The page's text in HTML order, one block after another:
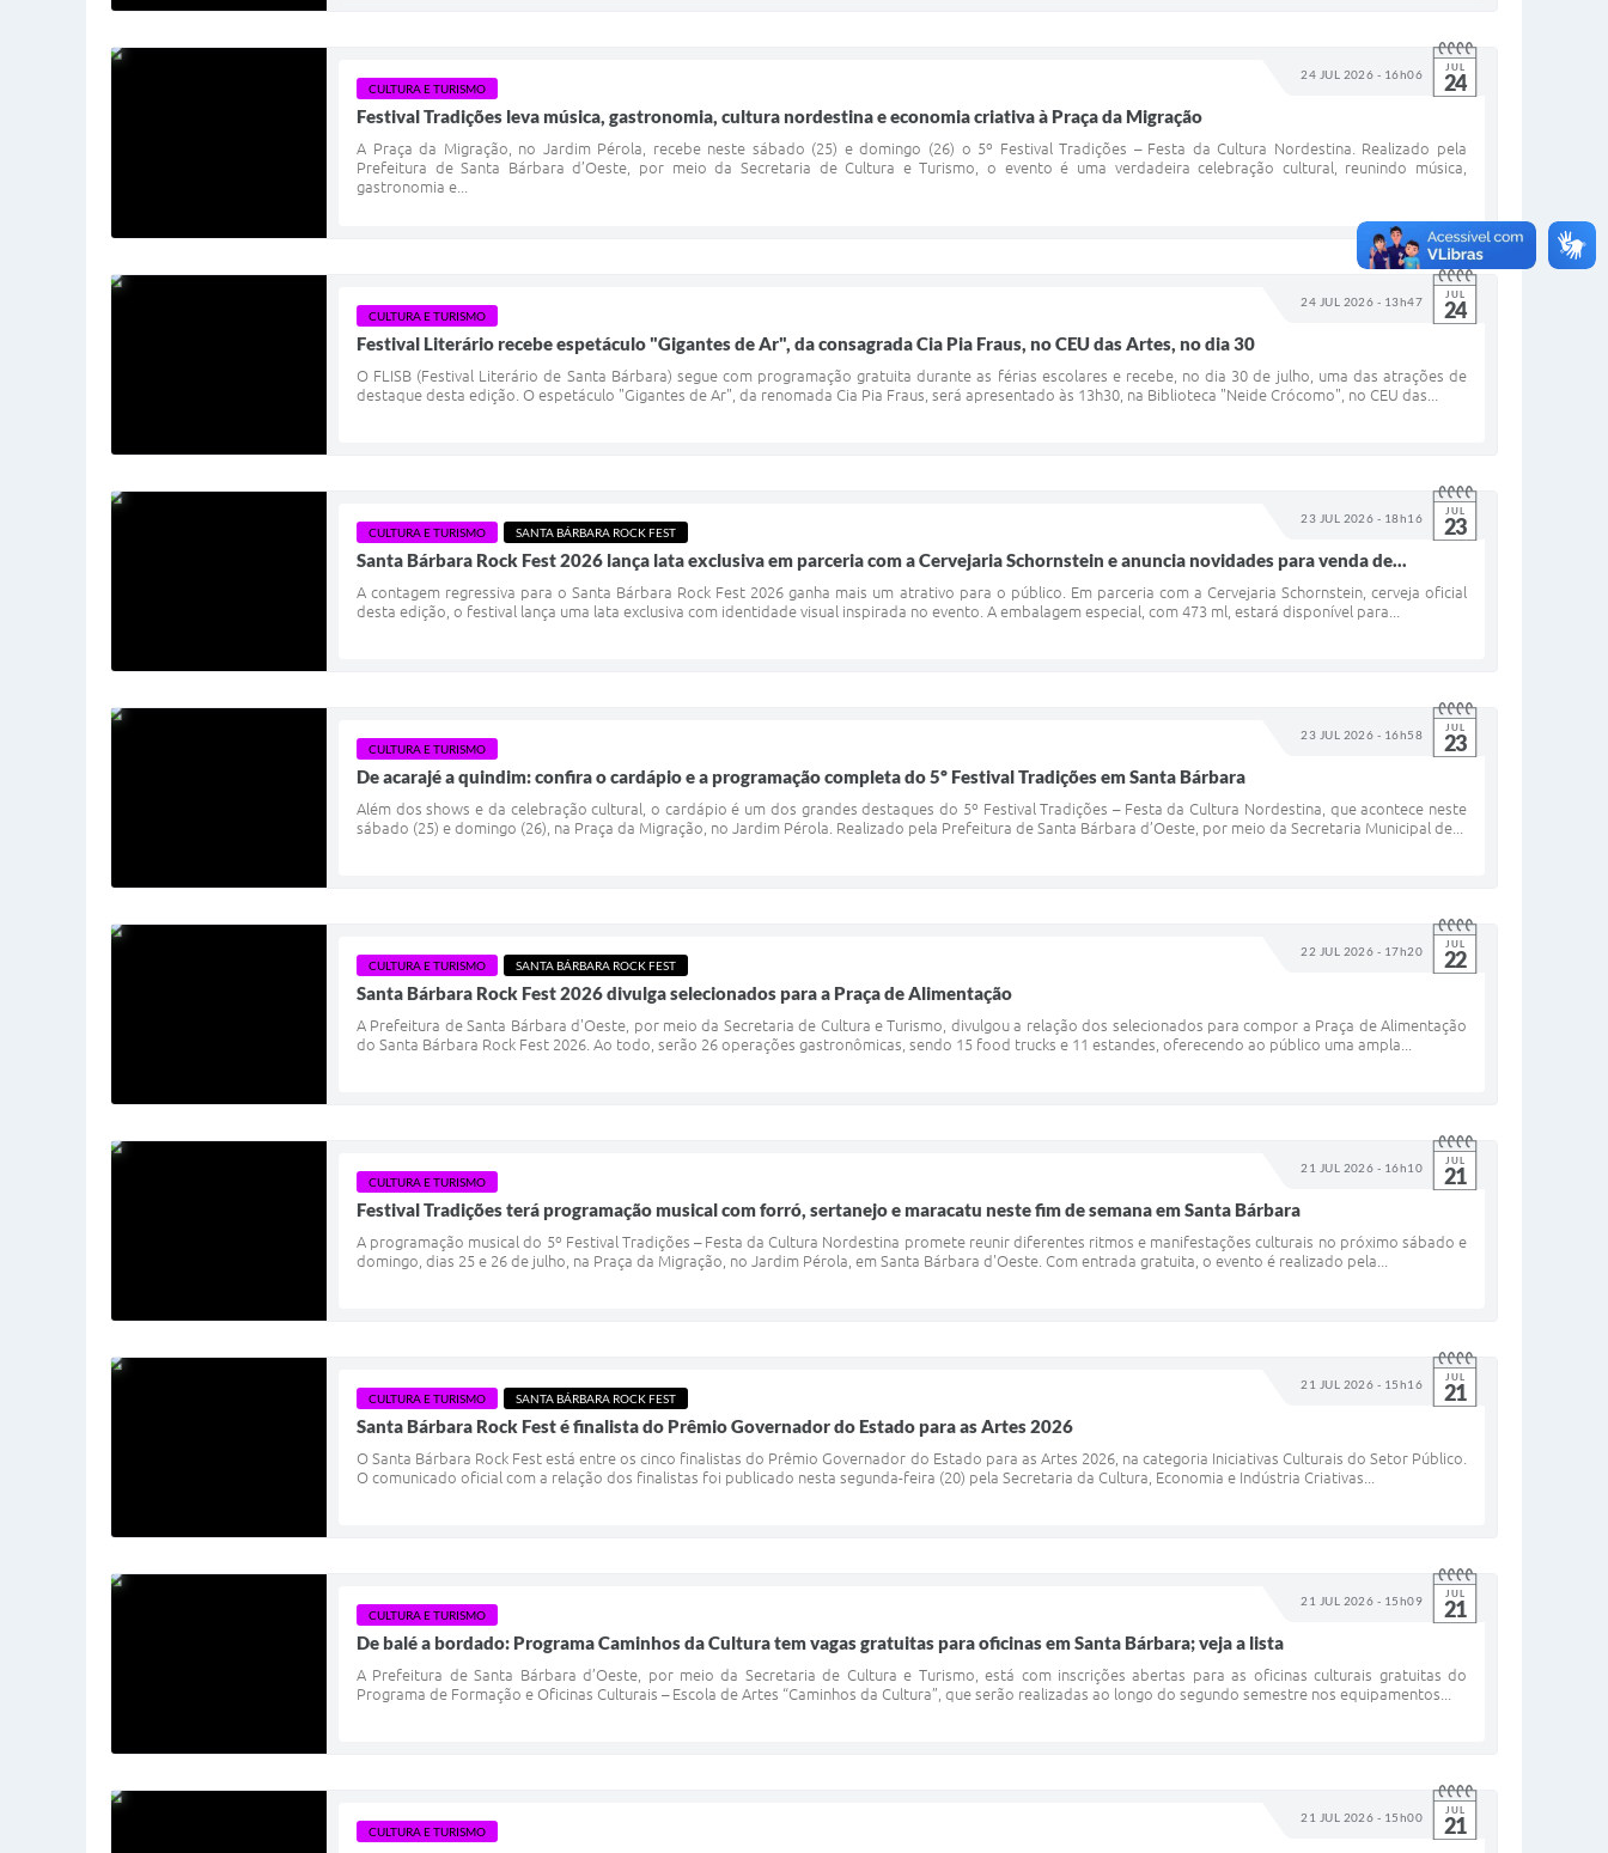
24 JUL 2026 - 16h06 JUL
24
CULTURA E TURISMO
Festival Tradições leva música, gastronomia, cultura nordestina e economia criativa à Praça da Migração
A Praça da Migração, no Jardim Pérola, recebe neste sábado (25) e domingo (26) o 5º Festival Tradições – Festa da Cultura Nordestina. Realizado pela
Prefeitura de Santa Bárbara d’Oeste, por meio da Secretaria de Cultura e Turismo, o evento é uma verdadeira celebração cultural, reunindo música,
gastronomia e...
24 JUL 2026 - 13h47 JUL
24
CULTURA E TURISMO
Festival Literário recebe espetáculo "Gigantes de Ar", da consagrada Cia Pia Fraus, no CEU das Artes, no dia 30
O FLISB (Festival Literário de Santa Bárbara) segue com programação gratuita durante as férias escolares e recebe, no dia 30 de julho, uma das atrações de
destaque desta edição. O espetáculo "Gigantes de Ar", da renomada Cia Pia Fraus, será apresentado às 13h30, na Biblioteca "Neide Crócomo", no CEU das...
23 JUL 2026 - 18h16 JUL
23
CULTURA E TURISMO SANTA BÁRBARA ROCK FEST
Santa Bárbara Rock Fest 2026 lança lata exclusiva em parceria com a Cervejaria Schornstein e anuncia novidades para venda de...
A contagem regressiva para o Santa Bárbara Rock Fest 2026 ganha mais um atrativo para o público. Em parceria com a Cervejaria Schornstein, cerveja oficial
desta edição, o festival lança uma lata exclusiva com identidade visual inspirada no evento. A embalagem especial, com 473 ml, estará disponível para...
23 JUL 2026 - 16h58 JUL
23
CULTURA E TURISMO
De acarajé a quindim: confira o cardápio e a programação completa do 5º Festival Tradições em Santa Bárbara
Além dos shows e da celebração cultural, o cardápio é um dos grandes destaques do 5º Festival Tradições – Festa da Cultura Nordestina, que acontece neste
sábado (25) e domingo (26), na Praça da Migração, no Jardim Pérola. Realizado pela Prefeitura de Santa Bárbara d’Oeste, por meio da Secretaria Municipal de...
22 JUL 2026 - 17h20 JUL
22
CULTURA E TURISMO SANTA BÁRBARA ROCK FEST
Santa Bárbara Rock Fest 2026 divulga selecionados para a Praça de Alimentação
A Prefeitura de Santa Bárbara d'Oeste, por meio da Secretaria de Cultura e Turismo, divulgou a relação dos selecionados para compor a Praça de Alimentação
do Santa Bárbara Rock Fest 2026. Ao todo, serão 26 operações gastronômicas, sendo 15 food trucks e 11 estandes, oferecendo ao público uma ampla...
21 JUL 2026 - 16h10 JUL
21
CULTURA E TURISMO
Festival Tradições terá programação musical com forró, sertanejo e maracatu neste fim de semana em Santa Bárbara
A programação musical do 5º Festival Tradições – Festa da Cultura Nordestina promete reunir diferentes ritmos e manifestações culturais no próximo sábado e
domingo, dias 25 e 26 de julho, na Praça da Migração, no Jardim Pérola, em Santa Bárbara d'Oeste. Com entrada gratuita, o evento é realizado pela...
21 JUL 2026 - 15h16 JUL
21
CULTURA E TURISMO SANTA BÁRBARA ROCK FEST
Santa Bárbara Rock Fest é finalista do Prêmio Governador do Estado para as Artes 2026
O Santa Bárbara Rock Fest está entre os cinco finalistas do Prêmio Governador do Estado para as Artes 2026, na categoria Iniciativas Culturais do Setor Público.
O comunicado oficial com a relação dos finalistas foi publicado nesta segunda-feira (20) pela Secretaria da Cultura, Economia e Indústria Criativas...
21 JUL 2026 - 15h09 JUL
21
CULTURA E TURISMO
De balé a bordado: Programa Caminhos da Cultura tem vagas gratuitas para oficinas em Santa Bárbara; veja a lista
A Prefeitura de Santa Bárbara d’Oeste, por meio da Secretaria de Cultura e Turismo, está com inscrições abertas para as oficinas culturais gratuitas do
Programa de Formação e Oficinas Culturais – Escola de Artes “Caminhos da Cultura”, que serão realizadas ao longo do segundo semestre nos equipamentos...
21 JUL 2026 - 15h00 JUL
21
CULTURA E TURISMO